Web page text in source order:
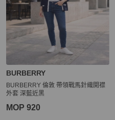
BURBERRY
BURBERRY 倫敦 帶領戰馬針織開襟
外套 深藍近黑
MOP 920